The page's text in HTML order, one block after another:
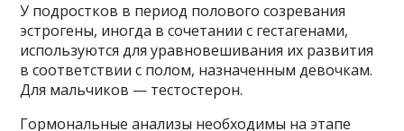
У подростков в период полового созревания
эстрогены, иногда в сочетании с гестагенами,
используются для уравновешивания их развития
в соответствии с полом, назначенным девочкам.
Для мальчиков — тестостерон.
Гормональные анализы необходимы на этапе